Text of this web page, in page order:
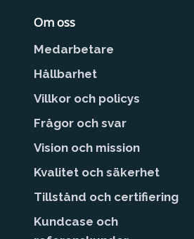
Om oss
Medarbetare
Hållbarhet
Villkor och policys
Frågor och svar
Vision och mission
Kvalitet och säkerhet
Tillstånd och certifiering
Kundcase och